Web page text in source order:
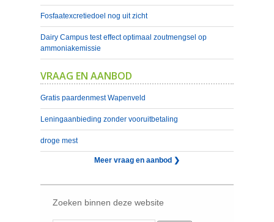
Fosfaatexcretiedoel nog uit zicht
Dairy Campus test effect optimaal zoutmengsel op
ammoniakemissie
VRAAG EN AANBOD
Gratis paardenmest Wapenveld
Leningaanbieding zonder vooruitbetaling
droge mest
Meer vraag en aanbod ❯
Zoeken binnen deze website